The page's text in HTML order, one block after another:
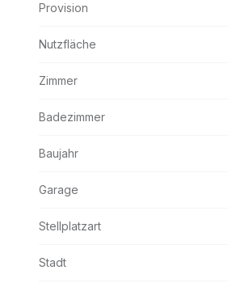
Provision
Nutzfläche
Zimmer
Badezimmer
Baujahr
Garage
Stellplatzart
Stadt